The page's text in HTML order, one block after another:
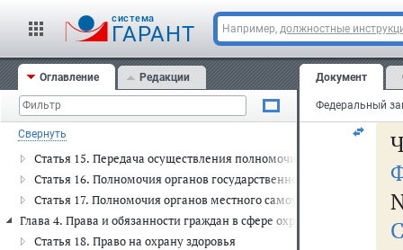
cистема
ГАРАНТ Например, должностные
Оглавление Редакции
Свернуть
Статья 9. Ответственность органов государственной власти и
Статья 10. Доступность и качество медицинской помощи
Статья 11. Недопустимость отказа в оказании медицинской
Статья 12. Приоритет профилактики в сфере охраны здоровья
Статья 13. Соблюдение врачебной тайны
Глава 3. Полномочия федеральных органов государственной
Статья 14. Полномочия федеральных органов государственной
Статья 15. Передача осуществления полномочий Российской
Статья 16. Полномочия органов государственной власти
Статья 17. Полномочия органов местного самоуправления в
Глава 4. Права и обязанности граждан в сфере охраны здоровья
Статья 18. Право на охрану здоровья
Документ